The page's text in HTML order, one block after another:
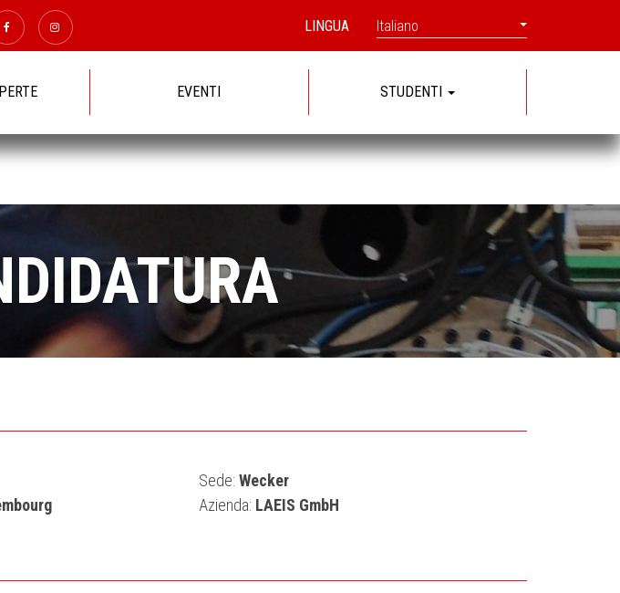
LINGUA Italiano
EVENTI STUDENTI
Sede: Wecker
Azienda: LAEIS GmbH